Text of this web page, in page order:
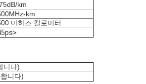
km
km
마하즈 킬로미터
니다)
니다)